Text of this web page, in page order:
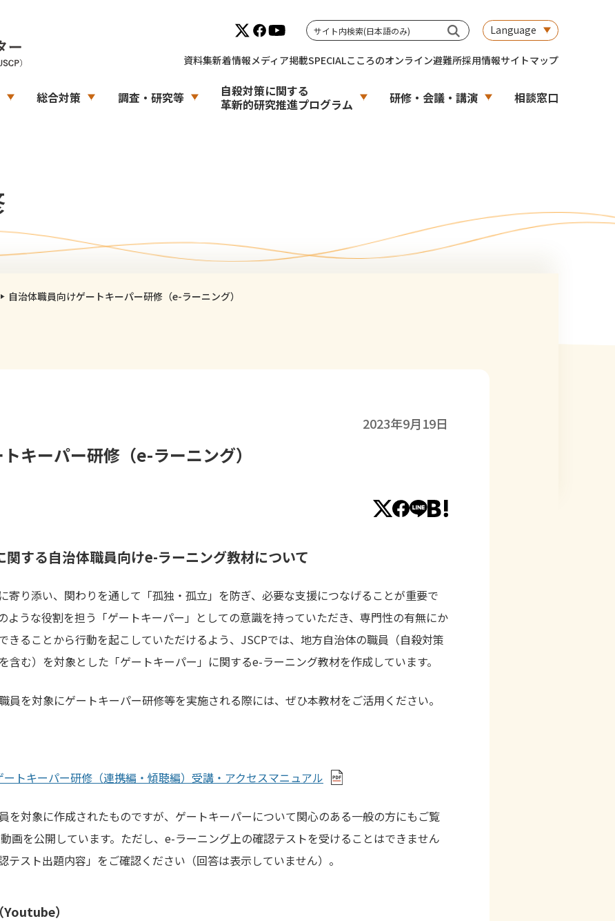
Language
資料集新着情報メディア掲載SPECIALこころのオンライン避難所採用情報サイトマップ
総合対策 調査・研究等
自殺対策に関する
革新的研究推進プログラム
研修・会議・講演 相談窓口
自治体職員向けゲートキーパー研修（e-ラーニング）
2023年9月19日
キーパー研修（e-ラーニング）
関する自治体職員向けe-ラーニング教材について
寄り添い、関わりを通して「孤独・孤立」を防ぎ、必要な支援につなげることが重要で
ような役割を担う「ゲートキーパー」としての意識を持っていただき、専門性の有無にか
きることから行動を起こしていただけるよう、JSCPでは、地方自治体の職員（自殺対策
含む）を対象とした「ゲートキーパー」に関するe-ラーニング教材を作成しています。
員を対象にゲートキーパー研修等を実施される際には、ぜひ本教材をご活用ください。
ートキーパー研修（連携編・傾聴編）受講・アクセスマニュアル
を対象に作成されたものですが、ゲートキーパーについて関心のある一般の方にもご覧
画を公開しています。ただし、e-ラーニング上の確認テストを受けることはできません
テスト出題内容」をご確認ください（回答は表示していません）。
）